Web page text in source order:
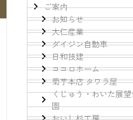
ご案内
お知らせ
大仁産業
ダイジン自動車
日和技建
ココロホーム
菊芋本店 タワラ屋
くじゅう・わいた展
園